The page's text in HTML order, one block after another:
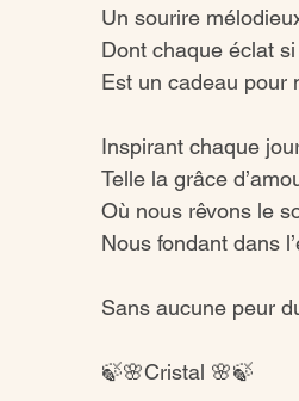
Un sourire
Dont chaque éclat
Est un cadeau pour
Inspirant chaque
Telle la grâce
Où nous rêvons le
Nous fondant dans
Sans aucune peur
🍃🌸Cristal 🌸🍃